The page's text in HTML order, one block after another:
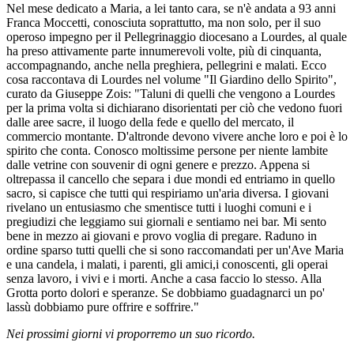
Nel mese dedicato a Maria, a lei tanto cara, se n'è andata a 93 anni
Franca Moccetti, conosciuta soprattutto, ma non solo, per il suo
operoso impegno per il Pellegrinaggio diocesano a Lourdes, al quale
ha preso attivamente parte innumerevoli volte, più di cinquanta,
accompagnando, anche nella preghiera, pellegrini e malati. Ecco
cosa raccontava di Lourdes nel volume "Il Giardino dello Spirito",
curato da Giuseppe Zois: "Taluni di quelli che vengono a Lourdes
per la prima volta si dichiarano disorientati per ciò che vedono fuori
dalle aree sacre, il luogo della fede e quello del mercato, il
commercio montante. D'altronde devono vivere anche loro e poi è lo
spirito che conta. Conosco moltissime persone per niente lambite
dalle vetrine con souvenir di ogni genere e prezzo. Appena si
oltrepassa il cancello che separa i due mondi ed entriamo in quello
sacro, si capisce che tutti qui respiriamo un'aria diversa. I giovani
rivelano un entusiasmo che smentisce tutti i luoghi comuni e i
pregiudizi che leggiamo sui giornali e sentiamo nei bar. Mi sento
bene in mezzo ai giovani e provo voglia di pregare. Raduno in
ordine sparso tutti quelli che si sono raccomandati per un'Ave Maria
e una candela, i malati, i parenti, gli amici,i conoscenti, gli operai
senza lavoro, i vivi e i morti. Anche a casa faccio lo stesso. Alla
Grotta porto dolori e speranze. Se dobbiamo guadagnarci un po'
lassù dobbiamo pure offrire e soffrire."
Nei prossimi giorni vi proporremo un suo ricordo.